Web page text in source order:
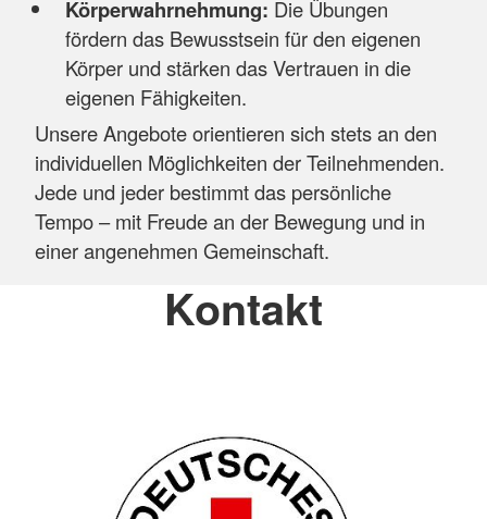
Körperwahrnehmung: Die Übungen
fördern das Bewusstsein für den eigenen
Körper und stärken das Vertrauen in die
eigenen Fähigkeiten.
Unsere Angebote orientieren sich stets an den
individuellen Möglichkeiten der Teilnehmenden.
Jede und jeder bestimmt das persönliche
Tempo – mit Freude an der Bewegung und in
einer angenehmen Gemeinschaft.
Kontakt